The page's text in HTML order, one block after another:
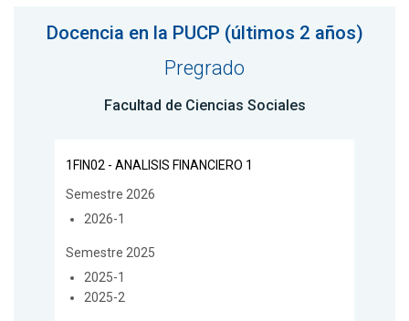
Docencia en la PUCP (últimos 2 años)
Pregrado
Facultad de Ciencias Sociales
1FIN02 - ANALISIS FINANCIERO 1
Semestre 2026
2026-1
Semestre 2025
2025-1
2025-2